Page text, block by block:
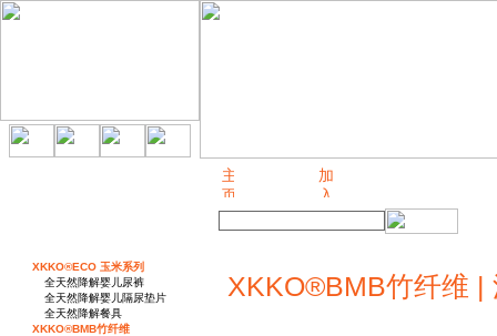
XKKO®ECO 玉米系列
全天然降解婴儿尿裤
全天然降解婴儿隔尿垫片
全天然降解餐具
XKKO®BMB竹纤维
XKKO®BMB竹纤维 |